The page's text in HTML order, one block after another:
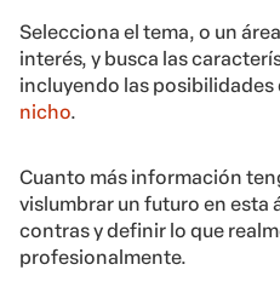
Selecciona el tema, o un
interés, y busca las
incluyendo las posibilidades
nicho.
Cuanto más información
vislumbrar un futuro en esta
contras y definir lo que
profesionalmente.